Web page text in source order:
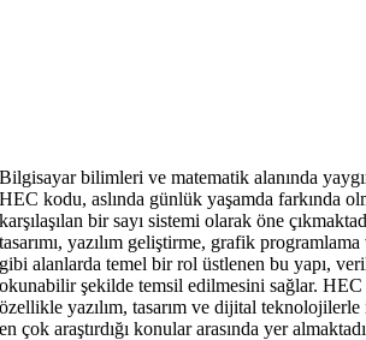
Bilgisayar bilimleri ve matematik alanında
HEC kodu, aslında günlük yaşamda farkında
karşılaşılan bir sayı sistemi olarak öne
tasarımı, yazılım geliştirme, grafik
gibi alanlarda temel bir rol üstlenen bu yapı,
okunabilir şekilde temsil edilmesini sağlar.
özellikle yazılım, tasarım ve dijital teknolojilerle
en çok araştırdığı konular arasında yer